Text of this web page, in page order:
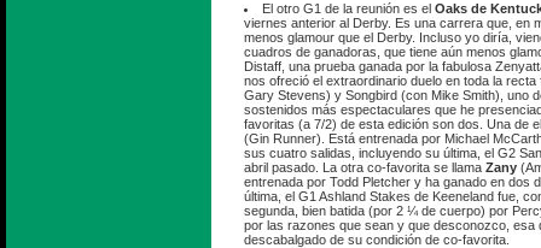
El otro G1 de la reunión es el Oaks de
viernes anterior al Derby. Es una carrera que, en
menos glamour que el Derby. Incluso yo diría,
cuadros de ganadoras, que tiene aún menos
Distaff, una prueba ganada por la fabulosa
nos ofreció el extraordinario duelo en toda la
Gary Stevens) y Songbird (con Mike Smith), uno
sostenidos más espectaculares que he
favoritas (a 7/2) de esta edición son dos. Una de
(Gin Runner). Está entrenada por Michael
sus cuatro salidas, incluyendo su última, el G2
abril pasado. La otra co-favorita se llama Zany
entrenada por Todd Pletcher y ha ganado en dos
última, el G1 Ashland Stakes de Keeneland fue,
segunda, bien batida (por 2 ¼ de cuerpo) por
por las razones que sean y que desconozco, esa
descabalgado de su condición de co-favorita.